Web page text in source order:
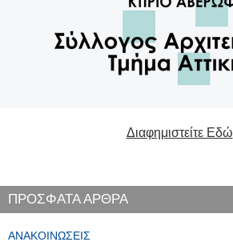
Διαφημιστείτε Εδώ
ΠΡΟΣΦΑΤΑ ΑΡΘΡΑ
ΑΝΑΚΟΙΝΏΣΕΙΣ